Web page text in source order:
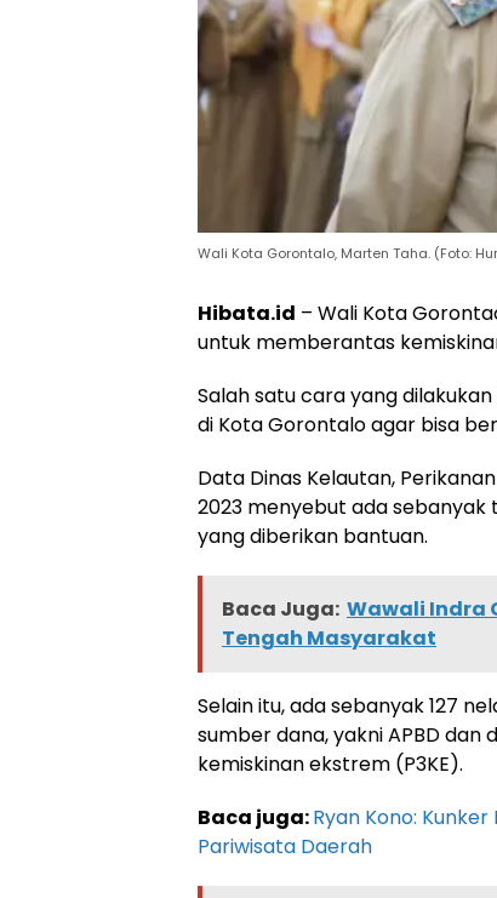
Wali Kota Gorontalo, Marten Taha. (Foto:
Hibata.id – Wali Kota
untuk memberantas
Salah satu cara yang
di Kota Gorontalo agar bisa
Data Dinas Kelautan,
2023 menyebut ada sebanyak
yang diberikan bantuan.
Baca Juga: Wawali Indra
Tengah Masyarakat
Selain itu, ada sebanyak 127
sumber dana, yakni APBD
kemiskinan ekstrem (P3KE).
Baca juga:Ryan Kono:
Pariwisata Daerah